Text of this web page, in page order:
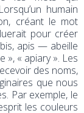
humain
créant le mot
pour créer
apis — abeille
« apiary ». Les
des noms,
que nous
Par exemple, le
les couleurs